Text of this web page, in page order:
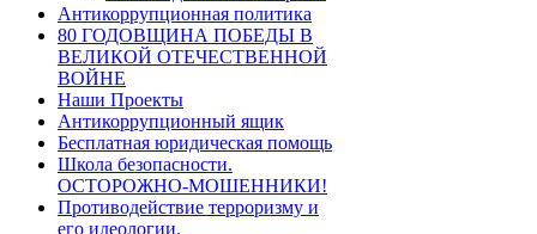
Антикоррупционная политика
80 ГОДОВЩИНА ПОБЕДЫ В
ВЕЛИКОЙ ОТЕЧЕСТВЕННОЙ
ВОЙНЕ
Наши Проекты
Антикоррупционный ящик
Бесплатная юридическая помощь
Школа безопасности.
ОСТОРОЖНО-МОШЕННИКИ!
Противодействие терроризму и
его идеологии.